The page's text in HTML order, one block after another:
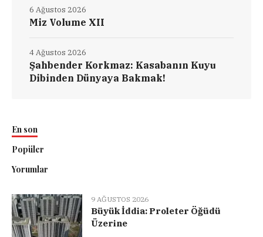
Miz Volume XII
6 Ağustos 2026
Şahbender Korkmaz: Kasabanın Kuyu
Dibinden Dünyaya Bakmak!
4 Ağustos 2026
En son
Popüler
Yorumlar
9 AĞUSTOS 2026
Büyük İddia: Proleter Öğüdü
Üzerine